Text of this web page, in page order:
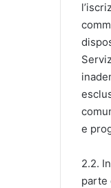
e
2.2.
parte